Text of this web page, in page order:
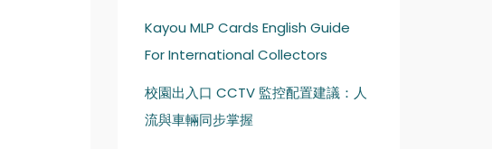
Kayou MLP Cards English Guide
For International Collectors
校園出入口 CCTV 監控配置建議：人
流與車輛同步掌握